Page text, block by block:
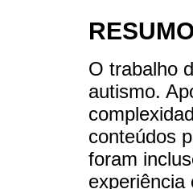
O trabalho
autismo.
conteúdos
foram
experiência